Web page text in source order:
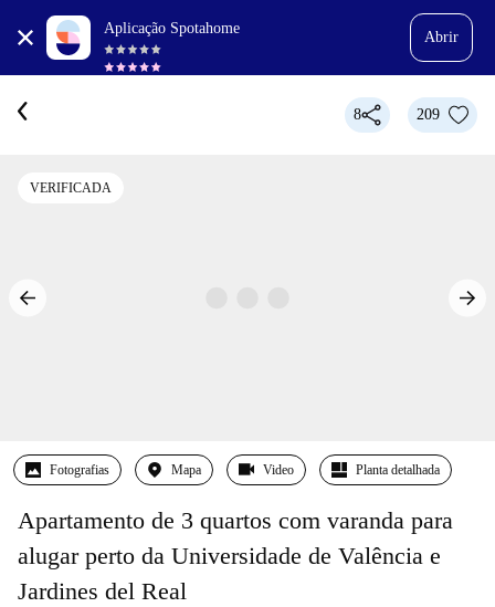
Aplicação Spotahome
Abrir
8 209
VERIFICADA
Fotografias Mapa Video Planta detalhada
Apartamento de 3 quartos com varanda para
alugar perto da Universidade de Valência e
Jardines del Real